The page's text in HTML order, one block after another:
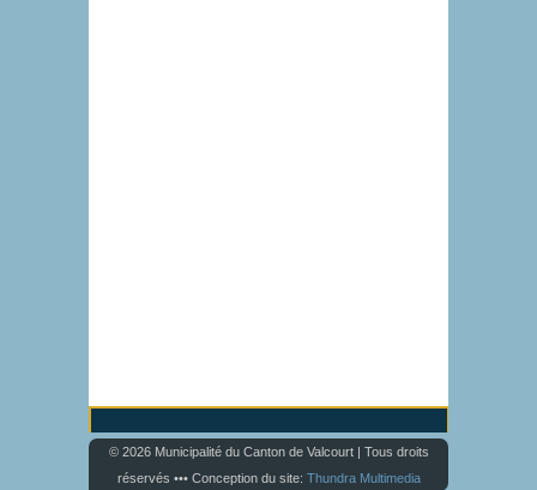
© 2026 Municipalité du Canton de Valcourt | Tous droits
réservés ••• Conception du site: Thundra Multimedia